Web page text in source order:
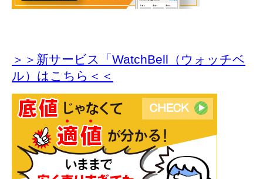
＞＞新サービス「WatchBell（ウォッチベ
ル）はこちら＜＜